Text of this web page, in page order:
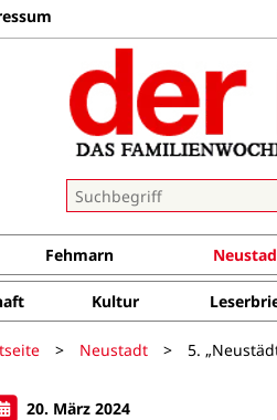
Fehmarn
Kultur
> Neustadt > 5.
20. März 2024